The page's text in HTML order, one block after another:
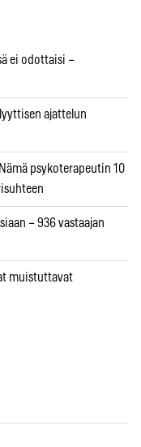
ei odottaisi –
ajattelun
psykoterapeutin 10
– 936 vastaajan
muistuttavat